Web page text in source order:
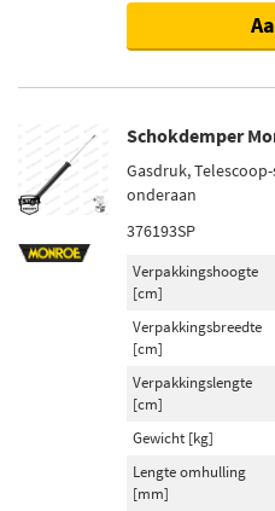
Schokdemper
Gasdruk,
onderaan
376193SP
Verpakkingshoogte
[cm]
Verpakkingsbreedte
[cm]
Verpakkingslengte
[cm]
Gewicht [kg]
Lengte omhulling
[mm]